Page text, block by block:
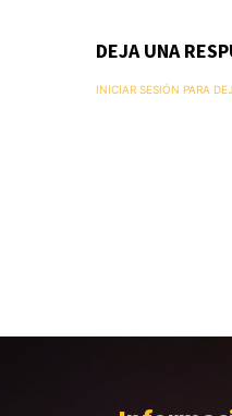
DEJA UNA
INICIAR SESIÓN PARA